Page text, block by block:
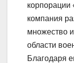
корпорации
компания
множество
области
Благодаря